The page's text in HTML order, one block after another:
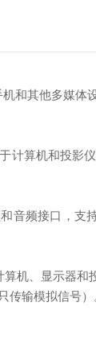
和其他多媒
算机和投影
频接口，支
、显示器
输模拟信号）